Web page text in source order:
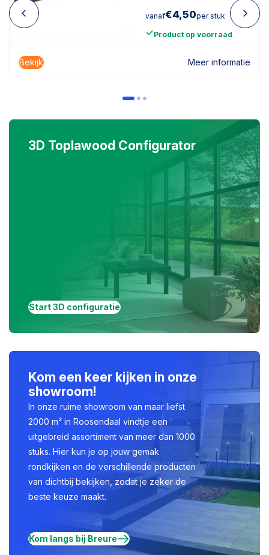
vanaf€4,50per stuk
Product op voorraad
Bekijk Meer informatie
3D Toplawood Configurator
Start 3D configuratie
Kom een keer kijken in onze
showroom!
In onze ruime showroom van maar liefst
2000 m² in Roosendaal vindtje een
uitgebreid assortiment van meer dan 1000
stuks. Hier kun je op jouw gemak
rondkijken en de verschillende producten
van dichtbij bekijken, zodat je zeker de
beste keuze maakt.
Kom langs bij Breure